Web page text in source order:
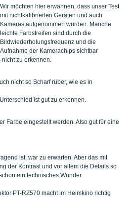
Wir möchten hier erwähnen, dass unser Test
mit nichtkalibrierten Geräten und auch
Kameras aufgenommen wurden. Manche
leichte Farbstreifen sind durch die
Bildwiederholungsfrequenz und die
Aufnahme der Kamerachips sichtbar
zu erkennen.
nicht so Scharf rüber, wie es in
ist gut zu erkennen.
Farbe eingestellt werden. Also gut für eine
ist, war zu erwarten. Aber das mit
der Kontrast und vor allem die Details so
ein technisches Wunder.
PT-RZ570 macht im Heimkino richtig